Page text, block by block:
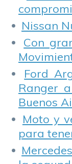
Nissan
Con
Ford
Ranger
Buenos
Moto y
para